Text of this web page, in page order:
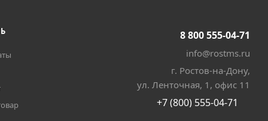
8 800 555-04-71
info@rostms.ru
г. Ростов-на-Дону,
ул. Ленточная, 1, офис 11
+7 (800) 555-04-71